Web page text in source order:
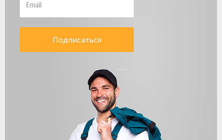
Подписаться